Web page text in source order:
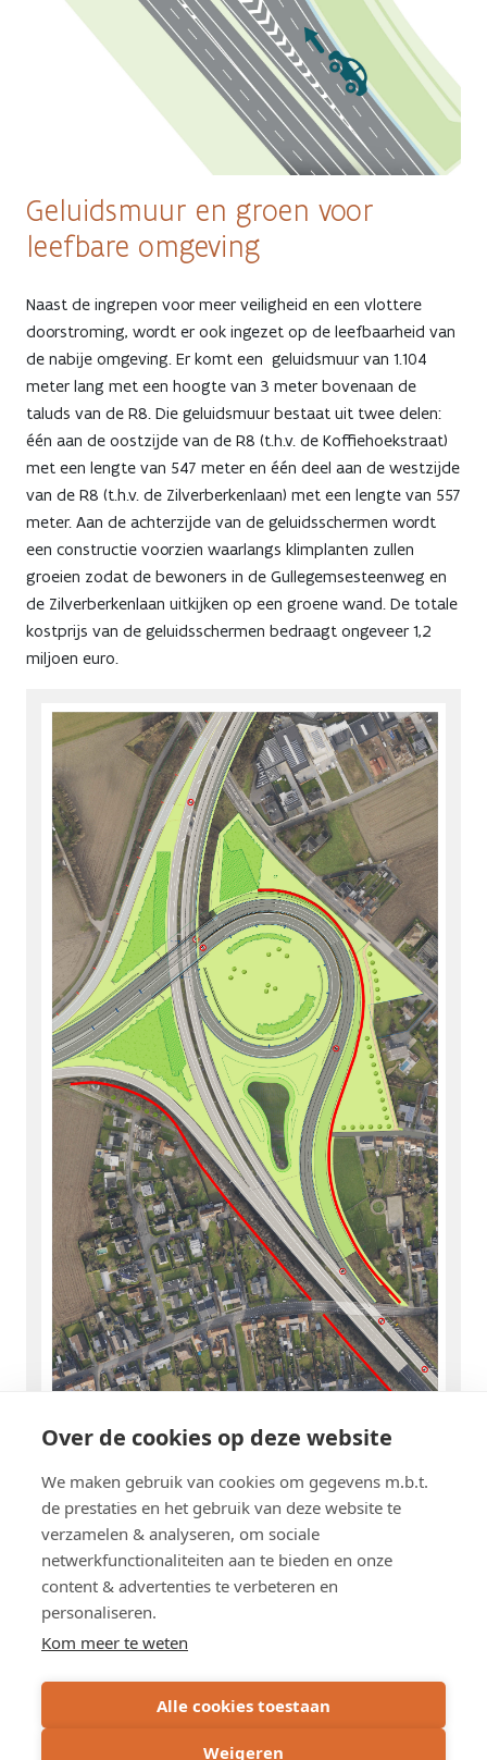
Over de cookies op deze website
We maken gebruik van cookies om gegevens m.b.t.
de prestaties en het gebruik van deze website te
verzamelen & analyseren, om sociale
netwerkfunctionaliteiten aan te bieden en onze
content & advertenties te verbeteren en
personaliseren.
Kom meer te weten
Alle cookies toestaan
Weigeren
Geluidsmuur en groen voor
leefbare omgeving
Naast de ingrepen voor meer veiligheid en een vlottere
doorstroming, wordt er ook ingezet op de leefbaarheid van
de nabije omgeving. Er komt een geluidsmuur van 1.104
meter lang met een hoogte van 3 meter bovenaan de
taluds van de R8. Die geluidsmuur bestaat uit twee delen:
één aan de oostzijde van de R8 (t.h.v. de Koffiehoekstraat)
met een lengte van 547 meter en één deel aan de westzijde
van de R8 (t.h.v. de Zilverberkenlaan) met een lengte van 557
meter. Aan de achterzijde van de geluidsschermen wordt
een constructie voorzien waarlangs klimplanten zullen
groeien zodat de bewoners in de Gullegemsesteenweg en
de Zilverberkenlaan uitkijken op een groene wand. De totale
kostprijs van de geluidsschermen bedraagt ongeveer 1,2
miljoen euro.
Tip: Klik op de dubbele pijl rechtsboven om de kaart of foto volledig
en groter te zien.
Schrijf u in op de nieuwsbrief
Subscribe